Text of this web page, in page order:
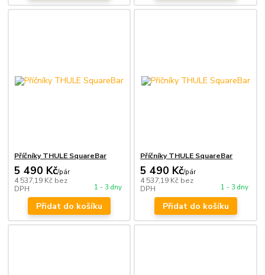
Příčníky THULE SquareBar
5 490 Kč/pár
4 537,19 Kč bez
DPH
1 - 3 dny
Přidat do košíku
Příčníky THULE SquareBar
5 490 Kč/pár
4 537,19 Kč bez
DPH
1 - 3 dny
Přidat do košíku